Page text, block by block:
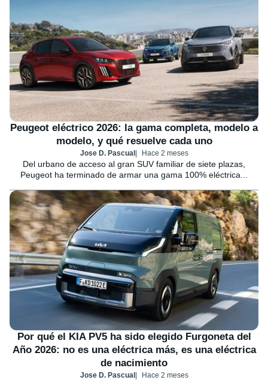
Peugeot eléctrico 2026: la gama completa, modelo a
modelo, y qué resuelve cada uno
Jose D. Pascual Hace 2 meses
Del urbano de acceso al gran SUV familiar de siete plazas,
Peugeot ha terminado de armar una gama 100% eléctrica...
Por qué el KIA PV5 ha sido elegido Furgoneta del
Año 2026: no es una eléctrica más, es una eléctrica
de nacimiento
Jose D. Pascual Hace 2 meses